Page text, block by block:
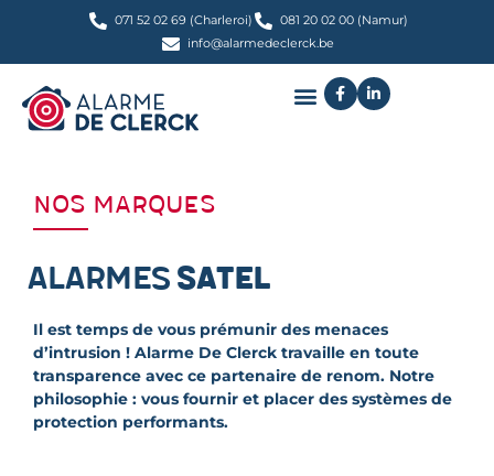
071 52 02 69 (Charleroi)
081 20 02 00 (Namur)
info@alarmedeclerck.be
Nos marques
Alarmes Satel
Il est temps de vous prémunir des menaces
d’intrusion ! Alarme De Clerck travaille en toute
transparence avec ce partenaire de renom. Notre
philosophie : vous fournir et placer des systèmes de
protection performants.